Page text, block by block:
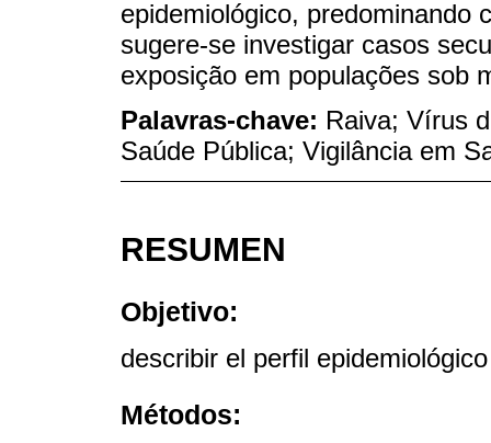
epidemiológico, predominando
sugere-se investigar casos
exposição em populações sob
Palavras-chave: Raiva; Vírus
Saúde Pública; Vigilância em
RESUMEN
Objetivo:
describir el perfil
Métodos: